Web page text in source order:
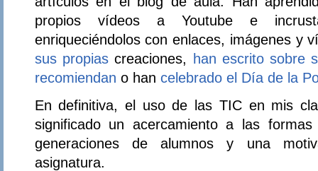
propios vídeos a Youtube e
enriqueciéndolos con enlaces, imágenes y
sus propiascreaciones, han escrito sobre
recomiendan o han celebrado el Día de la
En definitiva, el uso de las TIC en mis
significado un acercamiento a las
generaciones de alumnos y una
asignatura.